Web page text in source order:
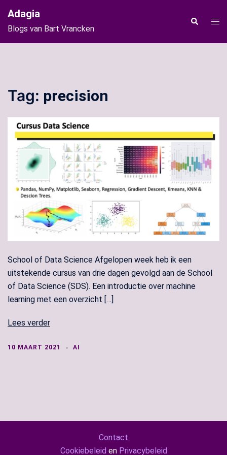
naar
de
inhoud
Adagia
Blogs van Bart Vrancken
Zoeken
Tag: precision
School of Data Science Afgelopen week heb ik een
uitstekende cursus van drie dagen gevolgd aan de School
of Data Science (SDS). Een introductie over machine
learning met een overzicht […]
Lees verder
10 MAART 2021 AI
Contact
Cookiebeleid en Privacybeleid